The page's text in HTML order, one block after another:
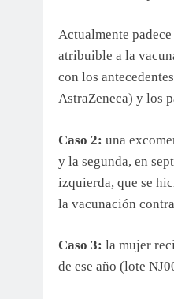
Actualmente
atribuible a la
con los
AstraZeneca) y los
Caso 2: una
y la segunda, en
izquierda, que se
la vacunación
Caso 3: la mujer
de ese año (lote